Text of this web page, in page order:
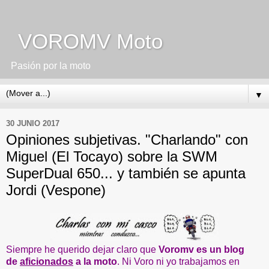
VOROMV Moto
Pasión por la moto
▼
30 JUNIO 2017
Opiniones subjetivas. "Charlando" con
Miguel (El Tocayo) sobre la SWM
SuperDual 650... y también se apunta
Jordi (Vespone)
Siempre he querido dejar claro que Voromv es un blog
de aficionados a la moto. Ni Voro ni yo trabajamos en